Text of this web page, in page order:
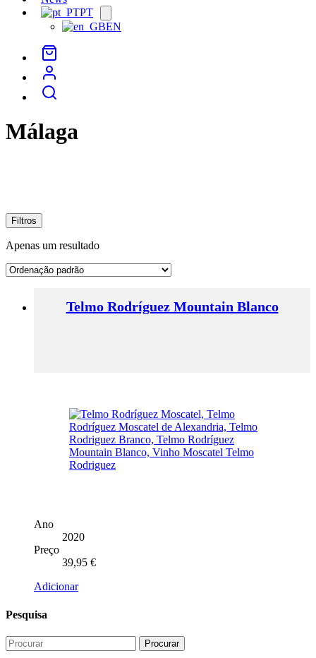
PT
menu
EN
Málaga
Filtros
Apenas um resultado
Telmo Rodríguez Mountain Blanco
Ano
2020
Preço
39,95 €
Adicionar
Pesquisa